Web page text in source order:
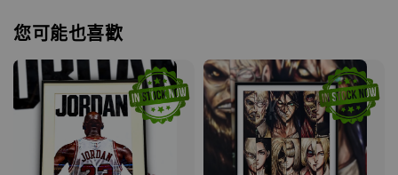
您可能也喜歡